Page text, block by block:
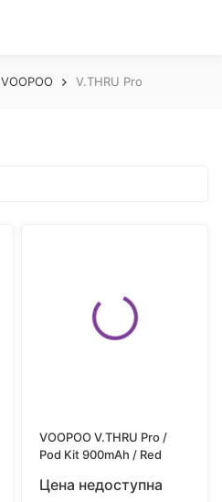
VOOPOO V.THRU Pro
VOOPOO V.THRU Pro /
Pod Kit 900mAh / Red
Цена недоступна